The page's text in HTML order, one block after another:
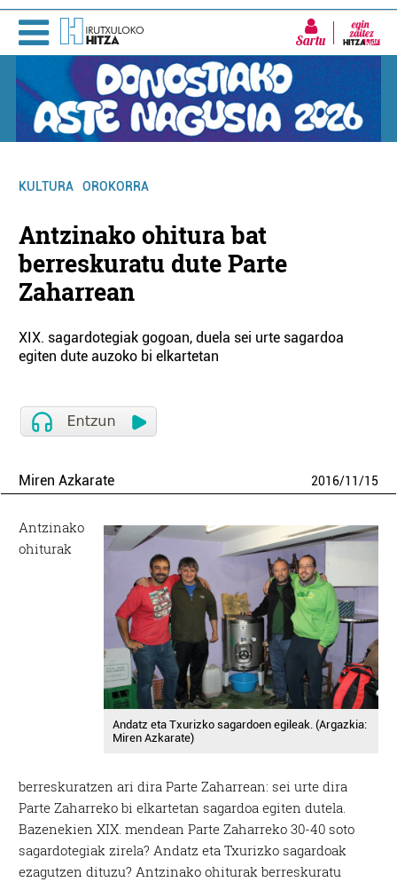
Sartu
KULTURA OROKORRA
Antzinako ohitura bat
berreskuratu dute Parte
Zaharrean
XIX. sagardotegiak gogoan, duela sei urte sagardoa
egiten dute auzoko bi elkartetan
Miren Azkarate 2016/11/15
Andatz eta Txurizko sagardoen egileak. (Argazkia:
Miren Azkarate)
Antzinako
ohiturak
berreskuratzen ari dira Parte Zaharrean: sei urte dira
Parte Zaharreko bi elkartetan sagardoa egiten dutela.
Bazenekien XIX. mendean Parte Zaharreko 30-40 soto
sagardotegiak zirela? Andatz eta Txurizko sagardoak
ezagutzen dituzu? Antzinako ohiturak berreskuratu